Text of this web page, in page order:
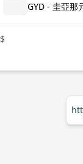
GYD - 圭亞那
$